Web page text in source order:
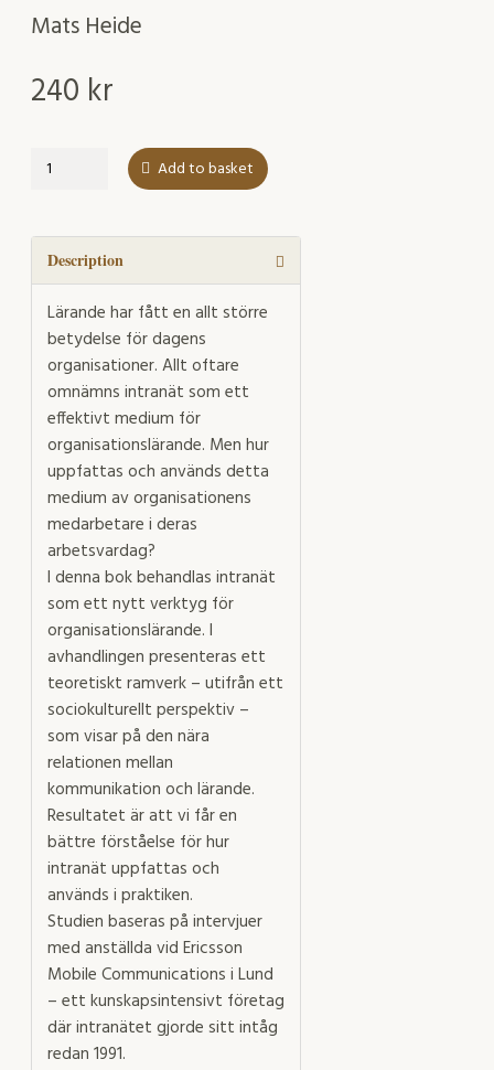
Mats Heide
240 kr
Intranät
Add to basket
Description
Lärande har fått en allt större
betydelse för dagens
organisationer. Allt oftare
omnämns intranät som ett
effektivt medium för
organisationslärande. Men hur
uppfattas och används detta
medium av organisationens
medarbetare i deras
arbetsvardag?
I denna bok behandlas intranät
som ett nytt verktyg för
organisationslärande. I
avhandlingen presenteras ett
teoretiskt ramverk – utifrån ett
sociokulturellt perspektiv –
som visar på den nära
relationen mellan
kommunikation och lärande.
Resultatet är att vi får en
bättre förståelse för hur
intranät uppfattas och
används i praktiken.
Studien baseras på intervjuer
med anställda vid Ericsson
Mobile Communications i Lund
– ett kunskapsintensivt företag
där intranätet gjorde sitt intåg
redan 1991.